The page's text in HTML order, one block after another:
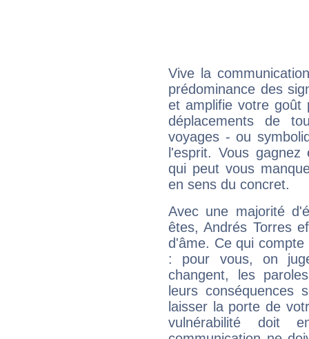
Vive la
prédominance des
et amplifie votre goût
déplacements de
voyages - ou
l'esprit. Vous
qui peut vous
en sens du concret.
Avec une majorité
êtes, Andrés Torres
d'âme. Ce qui
: pour vous, on
changent, les
leurs conséquences
laisser la porte de
vulnérabilité doit